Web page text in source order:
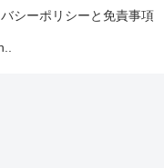
シーポリシーと免責事項